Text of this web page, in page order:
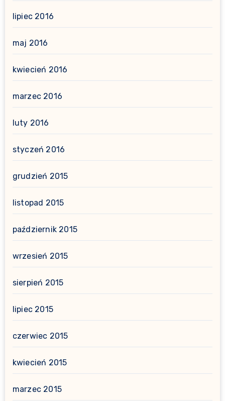
lipiec 2016
maj 2016
kwiecień 2016
marzec 2016
luty 2016
styczeń 2016
grudzień 2015
listopad 2015
październik 2015
wrzesień 2015
sierpień 2015
lipiec 2015
czerwiec 2015
kwiecień 2015
marzec 2015